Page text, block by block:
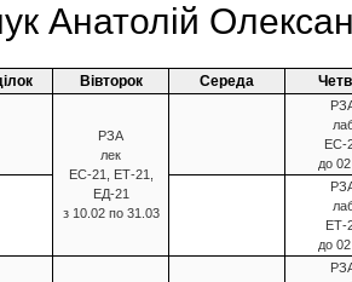
Анатолій
Вівторок Середа
РЗА
лек
ЕС-21, ЕТ-21,
ЕД-21
з 10.02 по 31.03
ЕС-
до
ЕТ-
до